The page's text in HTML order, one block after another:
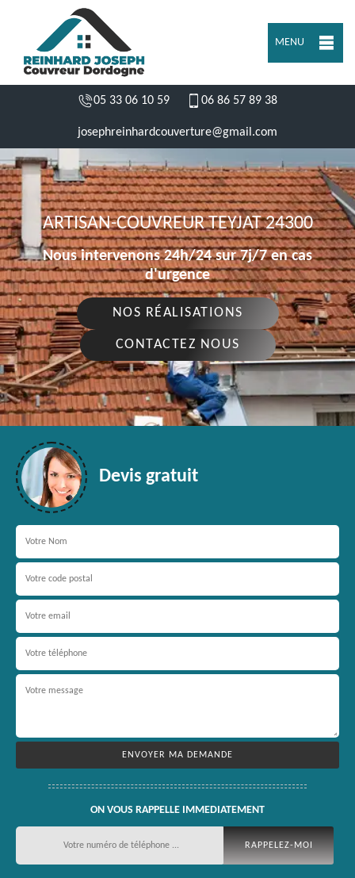
MENU
05 33 06 10 59 06 86 57 89 38
josephreinhardcouverture@gmail.com
ARTISAN-COUVREUR TEYJAT 24300
Nous intervenons 24h/24 sur 7j/7 en cas
d'urgence
NOS RÉALISATIONS
CONTACTEZ NOUS
Devis gratuit
ON VOUS RAPPELLE IMMEDIATEMENT